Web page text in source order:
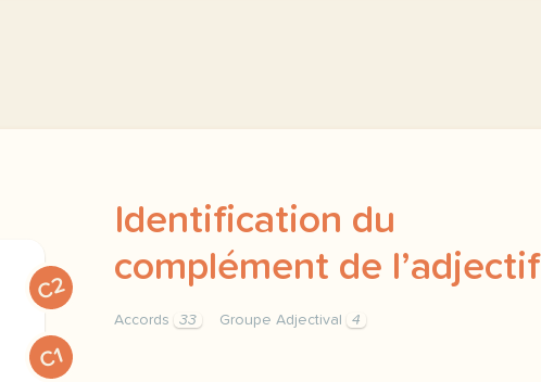
C2
C1
Identification du
complément de l’adjectif
Accords 33 Groupe Adjectival 4